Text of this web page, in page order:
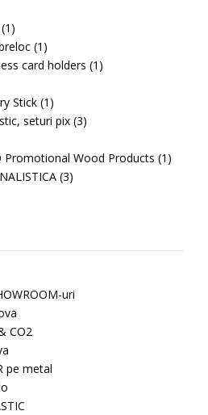
(1)
(1)
card holders (1)
Stick (1)
seturi pix (3)
Promotional Wood Products (1)
(3)
uri
CO2
pe metal